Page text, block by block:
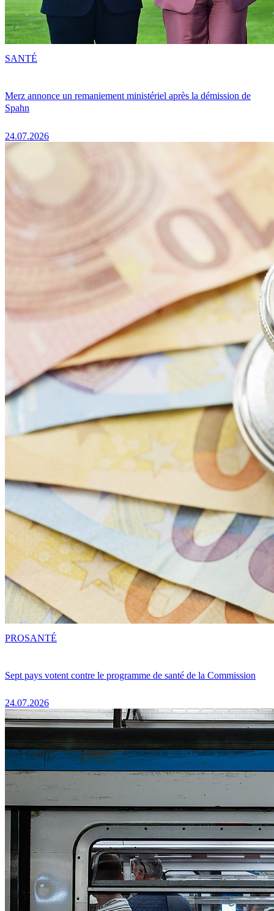
Merz annonce un remaniement ministériel après la démission de
Spahn
24.07.2026
SANTÉ
Sept pays votent contre le programme de santé de la Commission
24.07.2026
PROSANTÉ